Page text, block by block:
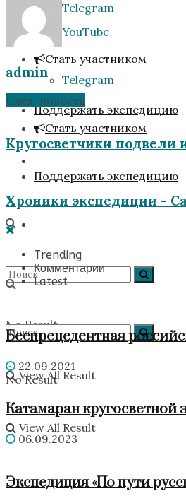
Telegram
Стать участником
Поддержать экспедицию
No Result
View All Result
YouTube
Telegram
Стать участником
Поддержать экспедицию
No Result
View All Result
admin
След. новость
Кругосветчики подвели
Хроники экспедиции -
Trending
Комментарии
Latest
Беспрецедентная
22.09.2021
Катамаран кругосветной
06.09.2023
Экспедиция «По пути